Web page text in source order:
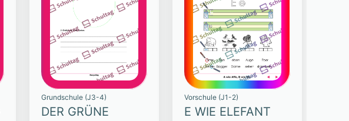
Grundschule (J3-4)
DER GRÜNE
Vorschule (J1-2)
E WIE ELEFANT